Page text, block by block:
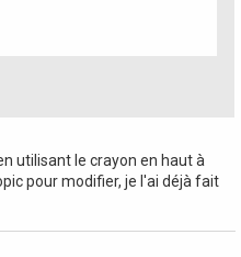
utilisant le crayon en haut à
pour modifier, je l'ai déjà fait